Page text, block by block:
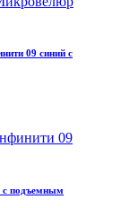
09 синий с
с подъемным